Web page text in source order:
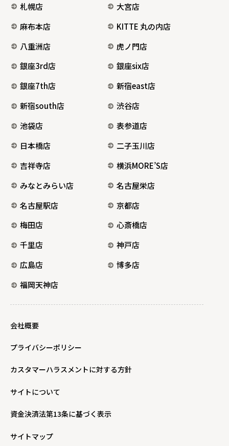
札幌店
大宮店
麻布本店
KITTE 丸の内店
八重洲店
虎ノ門店
銀座3rd店
銀座six店
銀座7th店
新宿east店
新宿south店
渋谷店
池袋店
表参道店
日本橋店
二子玉川店
吉祥寺店
横浜MORE’S店
みなとみらい店
名古屋栄店
名古屋駅店
京都店
梅田店
心斎橋店
千里店
神戸店
広島店
博多店
福岡天神店
会社概要
プライバシーポリシー
カスタマーハラスメントに対する方針
サイトについて
資金決済法第13条に基づく表示
サイトマップ